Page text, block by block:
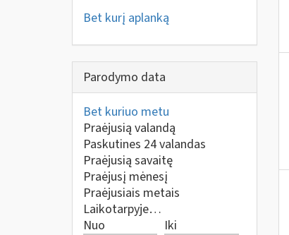
Bet kurį aplanką
Parodymo data
Bet kuriuo metu
Praėjusią valandą
Paskutines 24 valandas
Praėjusią savaitę
Praėjusį mėnesį
Praėjusiais metais
Laikotarpyje…
Nuo
Iki